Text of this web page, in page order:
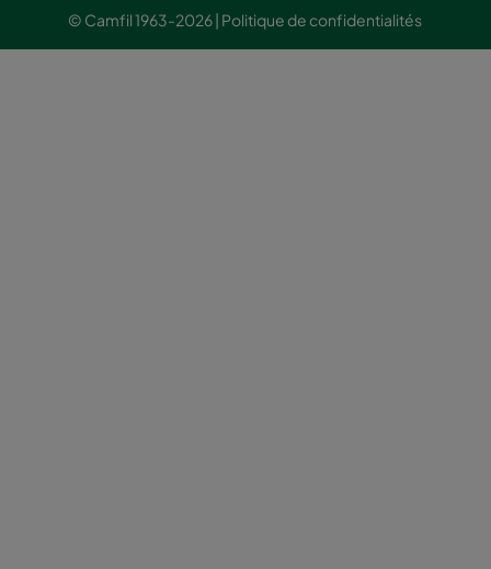
© Camfil 1963-2026 | Politique de confidentialités